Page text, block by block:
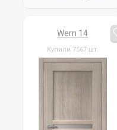
Wern 14
Купили 7567 шт.